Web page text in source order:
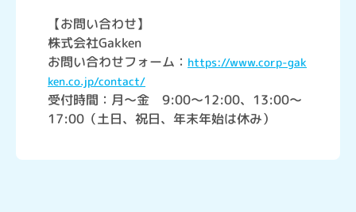
【お問い合わせ】
株式会社Gakken
お問い合わせフォーム： https://www.corp-gak
ken.co.jp/contact/
受付時間：月～金 9:00～12:00、13:00～
17:00（土日、祝日、年末年始は休み）